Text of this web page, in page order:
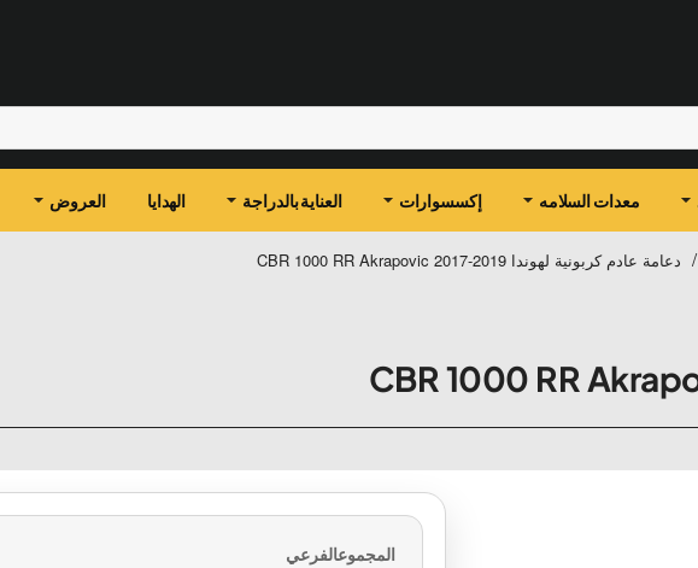
معدات السلامه إكسسوارات العناية بالدراجة الهدايا العروض
دعامة عادم كربونية لهوندا CBR 1000 RR Akrapovic 2017-2019